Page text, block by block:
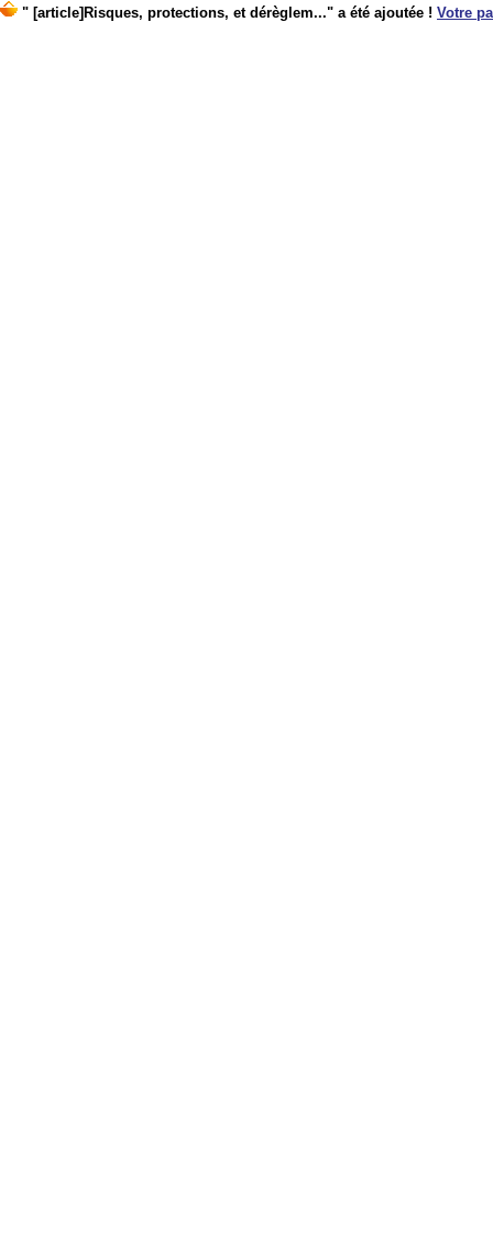
" [article]Risques, protections, et dérèglem..." a été ajoutée ! Votre